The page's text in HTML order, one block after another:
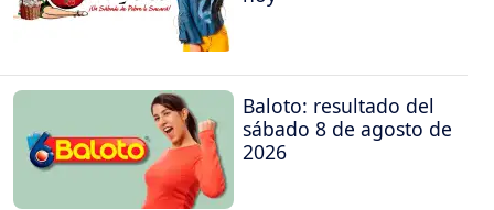
Baloto: resultado del
sábado 8 de agosto de
2026